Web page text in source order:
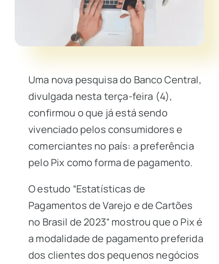
Uma nova pesquisa do Banco Central,
divulgada nesta terça-feira (4),
confirmou o que já está sendo
vivenciado pelos consumidores e
comerciantes no país: a preferência
pelo Pix como forma de pagamento.
O estudo “Estatísticas de
Pagamentos de Varejo e de Cartões
no Brasil de 2023” mostrou que o Pix é
a modalidade de pagamento preferida
dos clientes dos pequenos negócios